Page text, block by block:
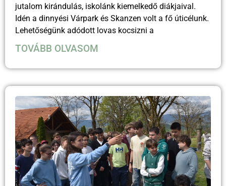
jutalom kirándulás, iskolánk kiemelkedő diákjaival.
Idén a dinnyési Várpark és Skanzen volt a fő úticélunk.
Lehetőségünk adódott lovas kocsizni a
TOVÁBB OLVASOM